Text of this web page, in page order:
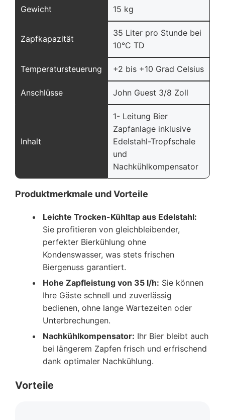
Gewicht 15 kg
Zapfkapazität
35 Liter pro Stunde bei
10°C TD
Temperatursteuerung +2 bis +10 Grad Celsius
Anschlüsse John Guest 3/8 Zoll
Inhalt
1- Leitung Bier
Zapfanlage inklusive
Edelstahl-Tropfschale
und
Nachkühlkompensator
Produktmerkmale und Vorteile
Leichte Trocken-Kühltap aus Edelstahl:
Sie profitieren von gleichbleibender,
perfekter Bierkühlung ohne
Kondenswasser, was stets frischen
Biergenuss garantiert.
Hohe Zapfleistung von 35 l/h: Sie können
Ihre Gäste schnell und zuverlässig
bedienen, ohne lange Wartezeiten oder
Unterbrechungen.
Nachkühlkompensator: Ihr Bier bleibt auch
bei längerem Zapfen frisch und erfrischend
dank optimaler Nachkühlung.
Vorteile